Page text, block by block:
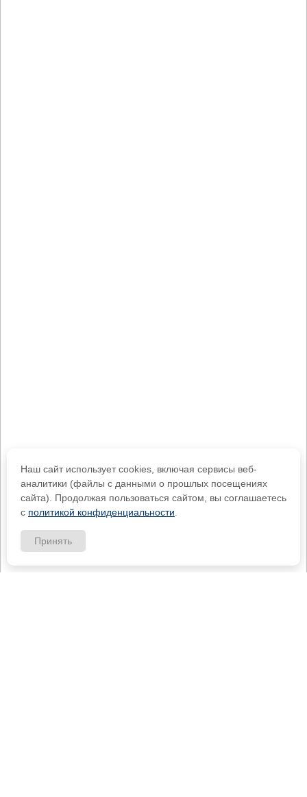
Наш сайт использует cookies, включая сервисы веб-
аналитики (файлы с данными о прошлых посещениях
сайта). Продолжая пользоваться сайтом, вы соглашаетесь
с политикой конфиденциальности
Принять